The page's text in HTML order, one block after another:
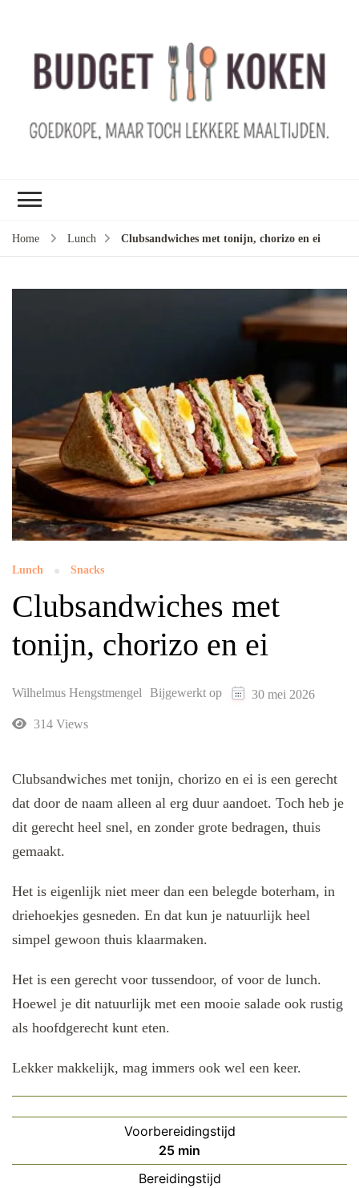
Home Lunch Clubsandwiches met tonijn, chorizo en ei
Lunch Snacks
Clubsandwiches met
tonijn, chorizo en ei
Wilhelmus Hengstmengel Bijgewerkt op 30 mei 2026
314 Views
Clubsandwiches met tonijn, chorizo en ei is een gerecht
dat door de naam alleen al erg duur aandoet. Toch heb je
dit gerecht heel snel, en zonder grote bedragen, thuis
gemaakt.
Het is eigenlijk niet meer dan een belegde boterham, in
driehoekjes gesneden. En dat kun je natuurlijk heel
simpel gewoon thuis klaarmaken.
Het is een gerecht voor tussendoor, of voor de lunch.
Hoewel je dit natuurlijk met een mooie salade ook rustig
als hoofdgerecht kunt eten.
Lekker makkelijk, mag immers ook wel een keer.
Voorbereidingstijd
25minuten
min
Bereidingstijd